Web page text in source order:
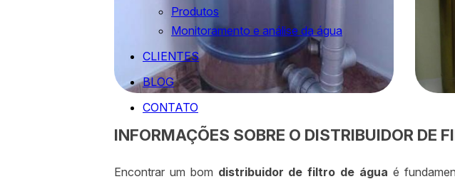
Produtos
Monitoramento e análise da água
CLIENTES
BLOG
CONTATO
INFORMAÇÕES SOBRE O DISTRIBUIDOR DE
Encontrar um bom distribuidor de filtro de água é